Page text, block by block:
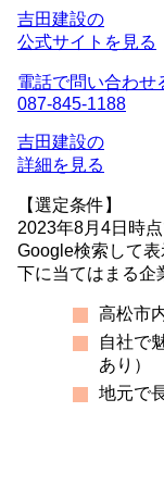
吉田建設の
公式サイトを見る
電話で問い合わせ
087-845-1188
吉田建設の
詳細を見る
【選定条件】
2023年8月4日時
Google検索して
下に当てはまる企
高松市
自社で
あり）
地元で